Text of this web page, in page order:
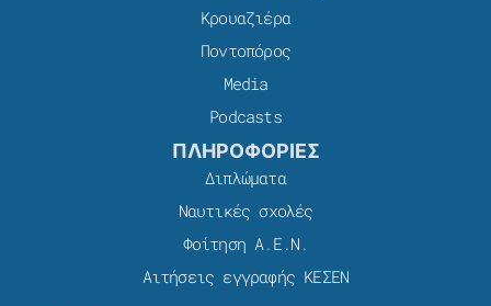
Κρουαζιέρα
Ποντοπόρος
Media
Podcasts
ΠΛΗΡΟΦΟΡΙΕΣ
Διπλώματα
Ναυτικές σχολές
Φοίτηση Α.Ε.Ν.
Αιτήσεις εγγραφής ΚΕΣΕΝ